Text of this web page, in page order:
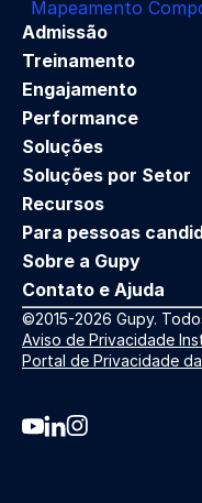
Mapeamento
Admissão
Treinamento
Engajamento
Performance
Soluções
Soluções por Setor
Recursos
Para pessoas
Sobre a Gupy
Contato e Ajuda
©2015-2026 Gupy.
Aviso de Privacidade
Portal de Privacidade
Youtube da Gupy
Linkedin da Gupy
Instagram da Gupy